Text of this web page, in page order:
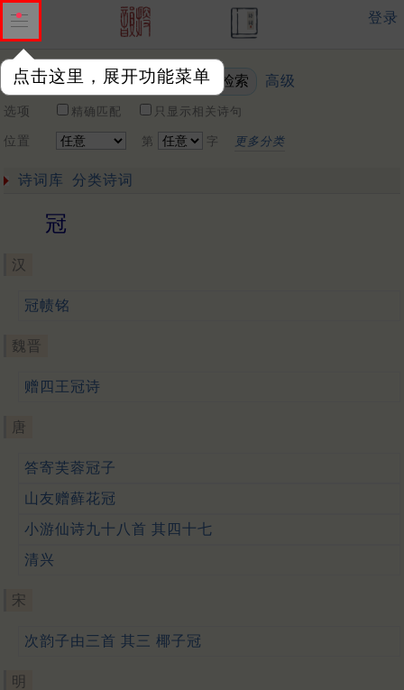
点击这里，展开功能菜单
登录
关键词 高级
选项 精确匹配 只显示相关诗句
位置 第 字 更多分类
诗词库 分类诗词
冠
汉
冠帻铭
魏晋
赠四王冠诗
唐
答寄芙蓉冠子
山友赠藓花冠
小游仙诗九十八首 其四十七
清兴
宋
次韵子由三首 其三 椰子冠
明